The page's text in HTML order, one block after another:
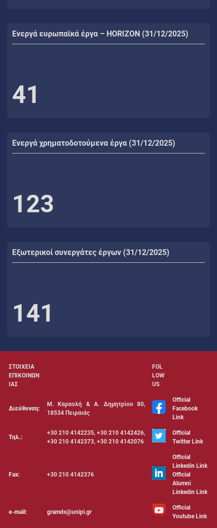
Ενεργά ευρωπαϊκά έργα – HORIZON (31/12/2025)
41
Ενεργά χρηματοδοτούμενα έργα (31/12/2025)
123
Εξωτερικοί συνεργάτες έργων (31/12/2025)
141
ΣΤΟΙΧΕΙΑ
ΕΠΙΚΟΙΝΩΝ
ΙΑΣ
FOL
LOW
US
Διεύθυνση:
Μ. Καραολή & Α. Δημητρίου 80,
18534 Πειραιάς
Official
Facebook
Link
Τηλ.:
+30 210 4142235, +30 210 4142426,
+30 210 4142373, +30 210 4142076
Official
Twitter Link
Fax: +30 210 4142376
Official
Linkedin Link
Official
Alumni
Linkedin Link
e-mail: gramds@unipi.gr
Official
Youtube Link